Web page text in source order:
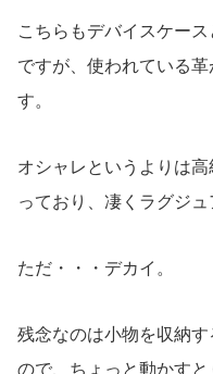
こちらもデバイスケー
ですが、使われている
す。
オシャレというよりは
っており、凄くラグジュ
ただ・・・デカイ。
残念なのは小物を収納
ので、ちょっと動かす